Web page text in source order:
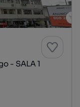
- SALA 1